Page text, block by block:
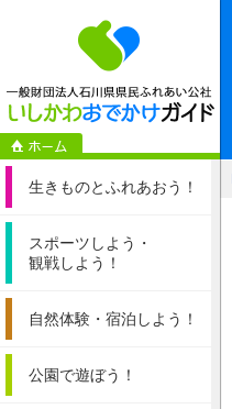
生きものとふれあおう！
スポーツしよう・
観戦しよう！
自然体験・ 宿泊しよう！
公園で遊ぼう！